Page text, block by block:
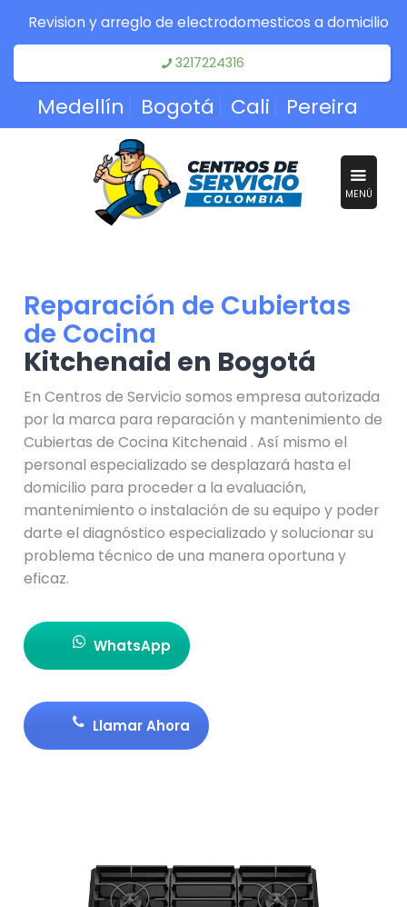
Revision y arreglo de electrodomesticos a domicilio
3217224316
Medellín Bogotá Cali Pereira
MENÚ
Reparación de Cubiertas
de Cocina
Kitchenaid en Bogotá
En Centros de Servicio somos empresa autorizada
por la marca para reparación y mantenimiento de
Cubiertas de Cocina Kitchenaid . Así mismo el
personal especializado se desplazará hasta el
domicilio para proceder a la evaluación,
mantenimiento o instalación de su equipo y poder
darte el diagnóstico especializado y solucionar su
problema técnico de una manera oportuna y
eficaz.
WhatsApp
Llamar Ahora